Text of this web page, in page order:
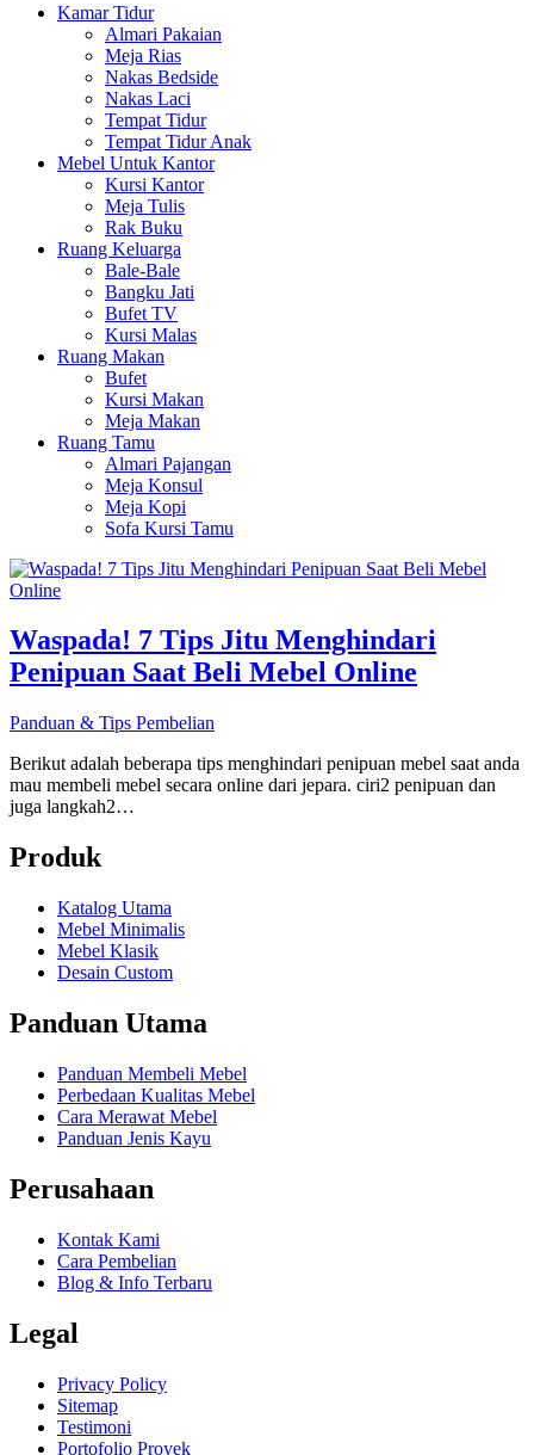
Kamar Tidur
Almari Pakaian
Meja Rias
Nakas Bedside
Nakas Laci
Tempat Tidur
Tempat Tidur Anak
Mebel Untuk Kantor
Kursi Kantor
Meja Tulis
Rak Buku
Ruang Keluarga
Bale-Bale
Bangku Jati
Bufet TV
Kursi Malas
Ruang Makan
Bufet
Kursi Makan
Meja Makan
Ruang Tamu
Almari Pajangan
Meja Konsul
Meja Kopi
Sofa Kursi Tamu
Waspada! 7 Tips Jitu Menghindari
Penipuan Saat Beli Mebel Online
Panduan & Tips Pembelian
Berikut adalah beberapa tips menghindari penipuan mebel saat anda
mau membeli mebel secara online dari jepara. ciri2 penipuan dan
juga langkah2…
Produk
Katalog Utama
Mebel Minimalis
Mebel Klasik
Desain Custom
Panduan Utama
Panduan Membeli Mebel
Perbedaan Kualitas Mebel
Cara Merawat Mebel
Panduan Jenis Kayu
Perusahaan
Kontak Kami
Cara Pembelian
Blog & Info Terbaru
Legal
Privacy Policy
Sitemap
Testimoni
Portofolio Proyek